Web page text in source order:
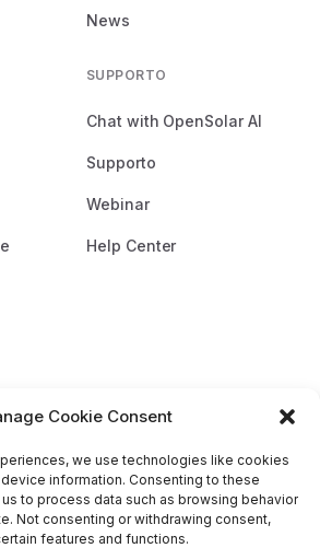
Cookie Consent
we use technologies like cookies
information. Consenting to these
to process data such as browsing behavior
Not consenting or withdrawing consent,
features and functions.
News
SUPPORTO
Chat with OpenSolar AI
Supporto
Webinar
Help Center